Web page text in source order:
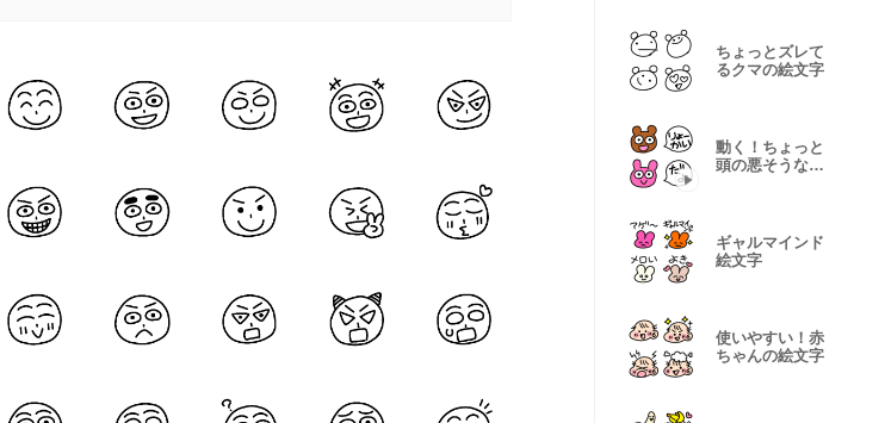
ちょっとズレて
るクマの絵文字
動く！ちょっと
頭の悪そうなア
ギャルマインド
絵文字
使いやすい！赤
ちゃんの絵文字